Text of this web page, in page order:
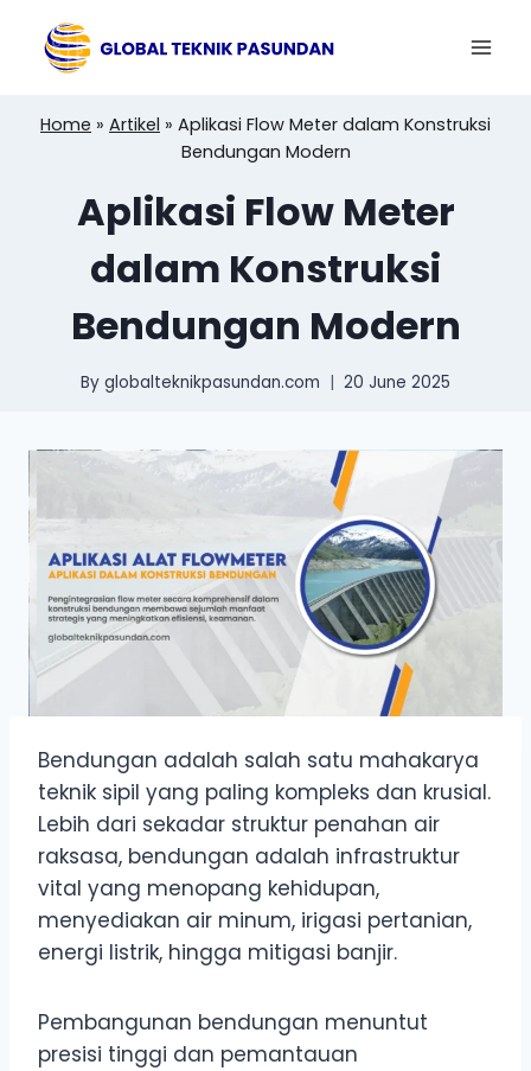
content
Home » Artikel » Aplikasi Flow Meter dalam Konstruksi
Bendungan Modern
Aplikasi Flow Meter
dalam Konstruksi
Bendungan Modern
By globalteknikpasundan.com 20 June 2025
Bendungan adalah salah satu mahakarya
teknik sipil yang paling kompleks dan krusial.
Lebih dari sekadar struktur penahan air
raksasa, bendungan adalah infrastruktur
vital yang menopang kehidupan,
menyediakan air minum, irigasi pertanian,
energi listrik, hingga mitigasi banjir.
Pembangunan bendungan menuntut
presisi tinggi dan pemantauan